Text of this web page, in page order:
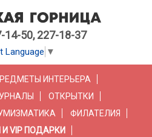
14-50, 227-18-37
Language ▼
ИНТЕРЬЕРА
ОТКРЫТКИ
ФИЛАТЕЛИЯ
VIP ПОДАРКИ